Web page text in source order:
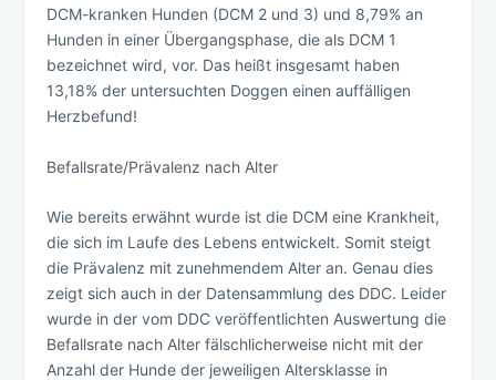
DCM-kranken Hunden (DCM 2 und 3) und 8,79% an
Hunden in einer Übergangsphase, die als DCM 1
bezeichnet wird, vor. Das heißt insgesamt haben
13,18% der untersuchten Doggen einen auffälligen
Herzbefund!
Befallsrate/Prävalenz nach Alter
Wie bereits erwähnt wurde ist die DCM eine Krankheit,
die sich im Laufe des Lebens entwickelt. Somit steigt
die Prävalenz mit zunehmendem Alter an. Genau dies
zeigt sich auch in der Datensammlung des DDC. Leider
wurde in der vom DDC veröffentlichten Auswertung die
Befallsrate nach Alter fälschlicherweise nicht mit der
Anzahl der Hunde der jeweiligen Altersklasse in